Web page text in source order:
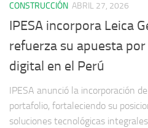
CONSTRUCCIÓN ABRIL 27, 2026
IPESA incorpora Leica
refuerza su apuesta
digital en el Perú
IPESA anunció la incorporación
portafolio, fortaleciendo su
soluciones tecnológicas